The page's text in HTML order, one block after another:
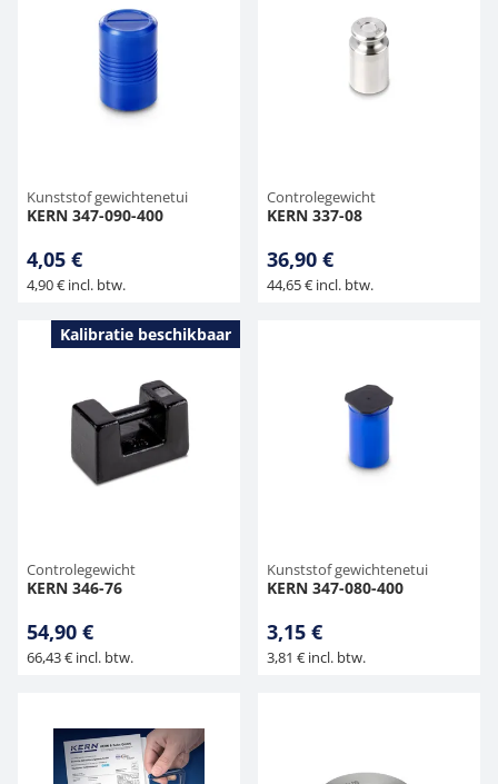
Kunststof gewichtenetui
KERN 347-090-400
4,05 €
4,90 € incl. btw.
Controlegewicht
KERN 337-08
36,90 €
44,65 € incl. btw.
Kalibratie beschikbaar
Controlegewicht
KERN 346-76
54,90 €
66,43 € incl. btw.
Kunststof gewichtenetui
KERN 347-080-400
3,15 €
3,81 € incl. btw.